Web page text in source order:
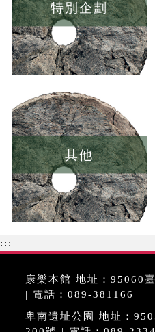
特別企劃
其他
:::
康樂本館 地址：95060
| 電話：089-381166
卑南遺址公園 地址：